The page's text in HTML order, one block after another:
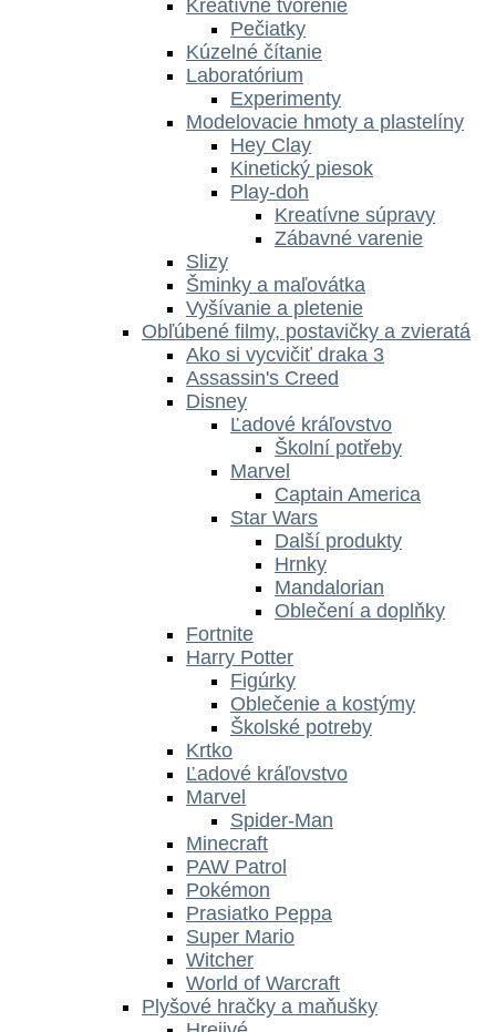
Kreatívne tvorenie
Pečiatky
Kúzelné čítanie
Laboratórium
Experimenty
Modelovacie hmoty a plastelíny
Hey Clay
Kinetický piesok
Play-doh
Kreatívne súpravy
Zábavné varenie
Slizy
Šminky a maľovátka
Vyšívanie a pletenie
Obľúbené filmy, postavičky a zvieratá
Ako si vycvičiť draka 3
Assassin's Creed
Disney
Ľadové kráľovstvo
Školní potřeby
Marvel
Captain America
Star Wars
Další produkty
Hrnky
Mandalorian
Oblečení a doplňky
Fortnite
Harry Potter
Figúrky
Oblečenie a kostýmy
Školské potreby
Krtko
Ľadové kráľovstvo
Marvel
Spider-Man
Minecraft
PAW Patrol
Pokémon
Prasiatko Peppa
Super Mario
Witcher
World of Warcraft
Plyšové hračky a maňušky